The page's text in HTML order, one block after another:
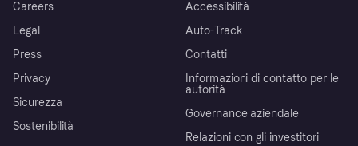
Careers
Legal
Press
Privacy
Sicurezza
Sostenibilità
Accessibilità
Auto-Track
Contatti
Informazioni di contatto per le
autorità
Governance aziendale
Relazioni con gli investitori